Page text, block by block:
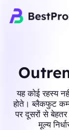
यह कोई रहस्य
होते। ब्लैकफुट
पर दूसरों से
मूल्य